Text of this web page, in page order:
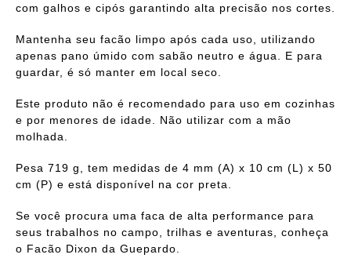
com galhos e cipós garantindo alta precisão nos cortes.
Mantenha seu facão limpo após cada uso, utilizando
apenas pano úmido com sabão neutro e água. E para
guardar, é só manter em local seco.
Este produto não é recomendado para uso em cozinhas
e por menores de idade. Não utilizar com a mão
molhada.
Pesa 719 g, tem medidas de 4 mm (A) x 10 cm (L) x 50
cm (P) e está disponível na cor preta.
Se você procura uma faca de alta performance para
seus trabalhos no campo, trilhas e aventuras, conheça
o Facão Dixon da Guepardo.